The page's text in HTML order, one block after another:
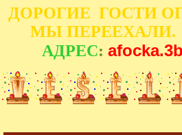
ДОРОГИЕ ГОСТИ
МЫ ПЕРЕЕХАЛИ.
АДРЕС: